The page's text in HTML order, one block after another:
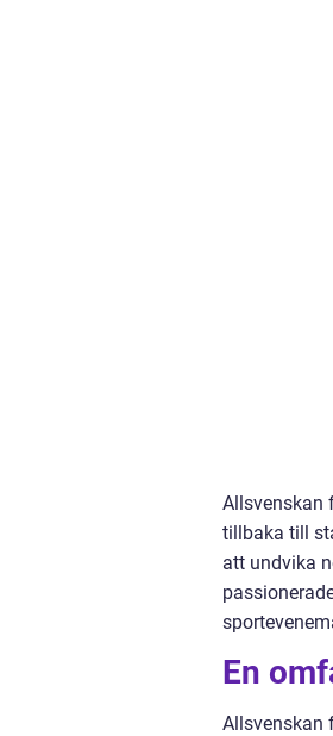
Allsvenskan
tillbaka till
att undvika
En
Allsvenskan